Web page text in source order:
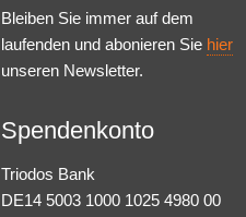
Bleiben Sie immer auf dem
laufenden und abonieren Sie hier
unseren Newsletter.
Spendenkonto
Triodos Bank
DE14 5003 1000 1025 4980 00